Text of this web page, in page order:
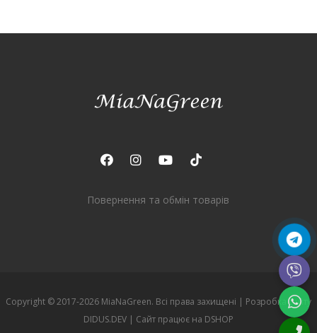
Повернення та обмін товарів
Copyright © 2017-2026 MiaNaGreen. Всі права захищені | Розробка сайту
DIDUS.DEV | Сайт працює на DSHOP